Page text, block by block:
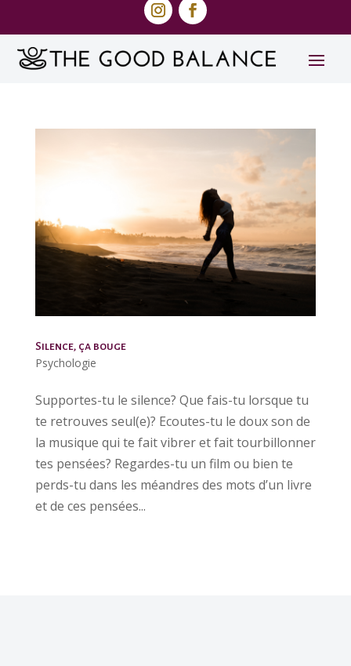
Silence, ça bouge
Psychologie
Supportes-tu le silence? Que fais-tu lorsque tu
te retrouves seul(e)? Ecoutes-tu le doux son de
la musique qui te fait vibrer et fait tourbillonner
tes pensées? Regardes-tu un film ou bien te
perds-tu dans les méandres des mots d’un livre
et de ces pensées...